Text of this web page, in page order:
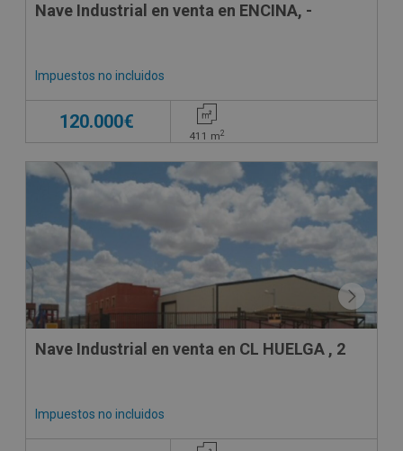
Nave Industrial en venta en ENCINA, -
Impuestos no incluidos
120.000€
411 m2
Nave Industrial en venta en CL HUELGA , 2
Impuestos no incluidos